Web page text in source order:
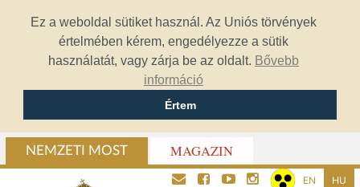
Ez a weboldal sütiket használ. Az Uniós törvények
értelmében kérem, engedélyezze a sütik
használatát, vagy zárja be az oldalt. Bővebb
információ
Értem
NEMZETI MOST MAGAZIN
EN HU